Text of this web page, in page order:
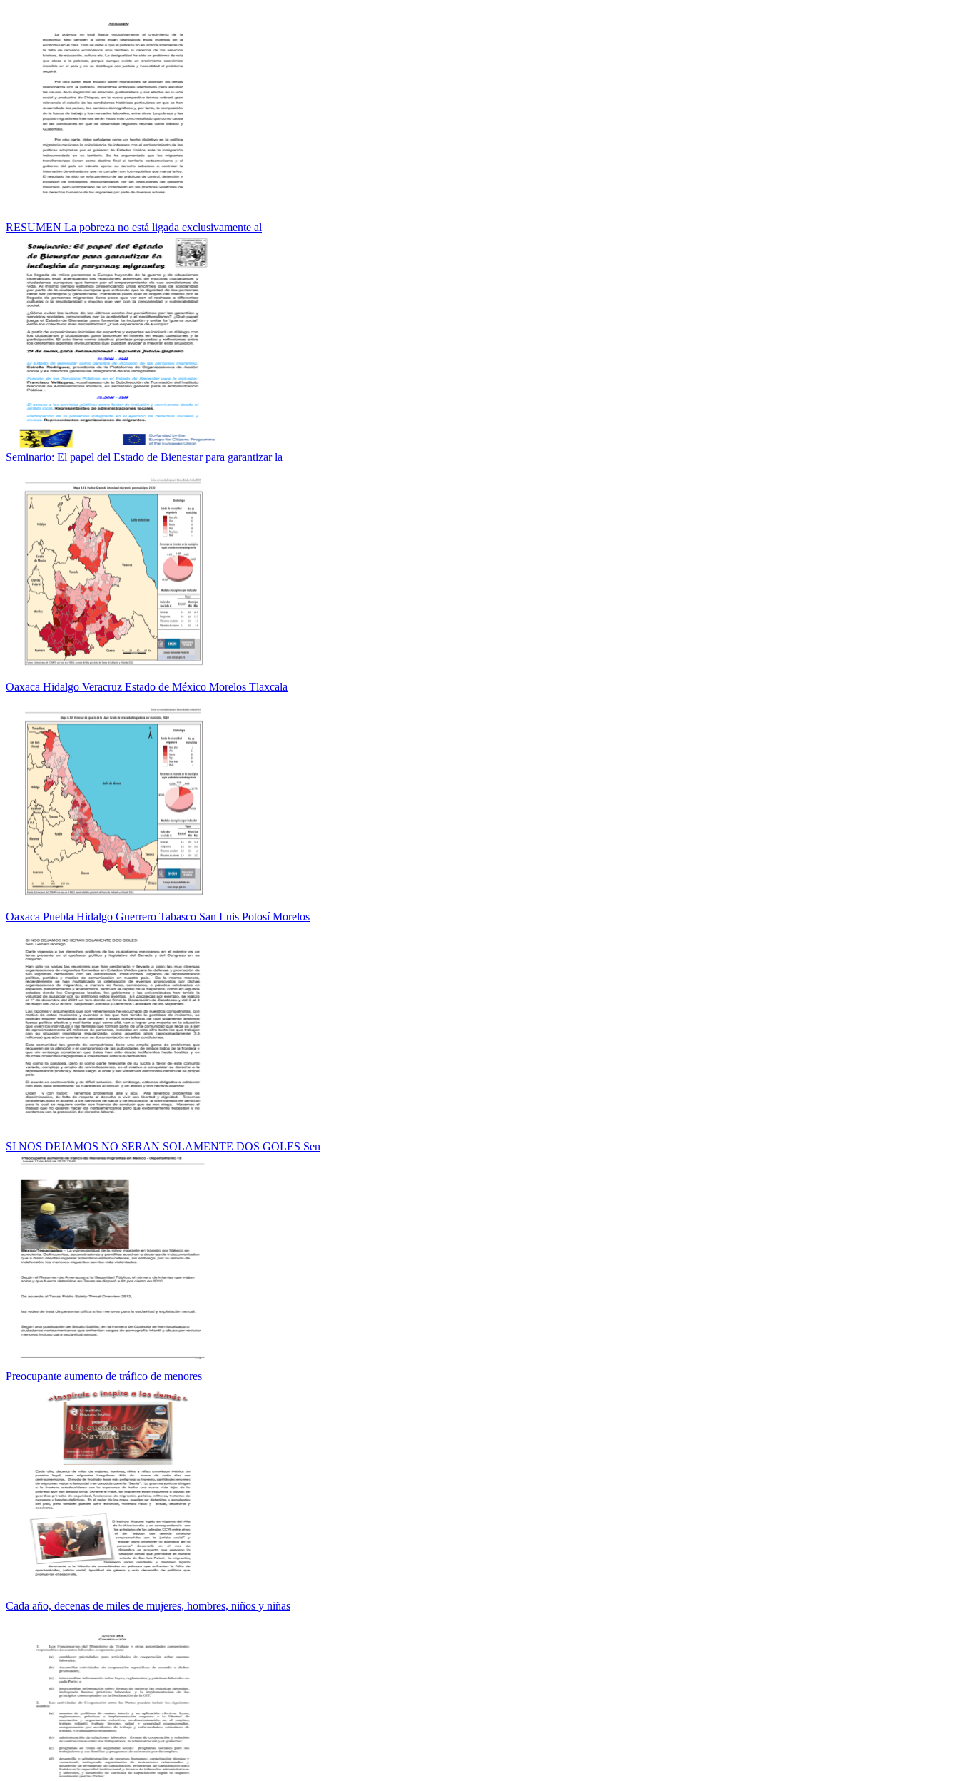
RESUMEN La pobreza no está ligada exclusivamente al
Seminario: El papel del Estado de Bienestar para garantizar la
Oaxaca Hidalgo Veracruz Estado de México Morelos Tlaxcala
Oaxaca Puebla Hidalgo Guerrero Tabasco San Luis Potosí Morelos
SI NOS DEJAMOS NO SERAN SOLAMENTE DOS GOLES Sen
Preocupante aumento de tráfico de menores
Cada año, decenas de miles de mujeres, hombres, niños y niñas